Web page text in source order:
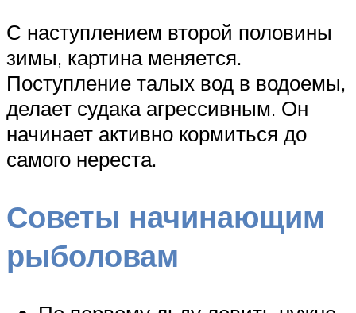
С наступлением второй половины
зимы, картина меняется.
Поступление талых вод в водоемы,
делает судака агрессивным. Он
начинает активно кормиться до
самого нереста.
Советы начинающим
рыболовам